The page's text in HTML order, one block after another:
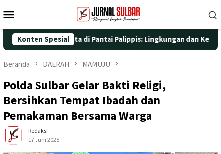
ke
Mobile
Konten Spesial
Aksi Nyata di Pantai Palippis: Lingkungan dan Kesehatan
Beranda DAERAH MAMUJU
Polda Sulbar Gelar Bakti Religi,
Bersihkan Tempat Ibadah dan
Pemakaman Bersama Warga
Redaksi
17 Juni 2025